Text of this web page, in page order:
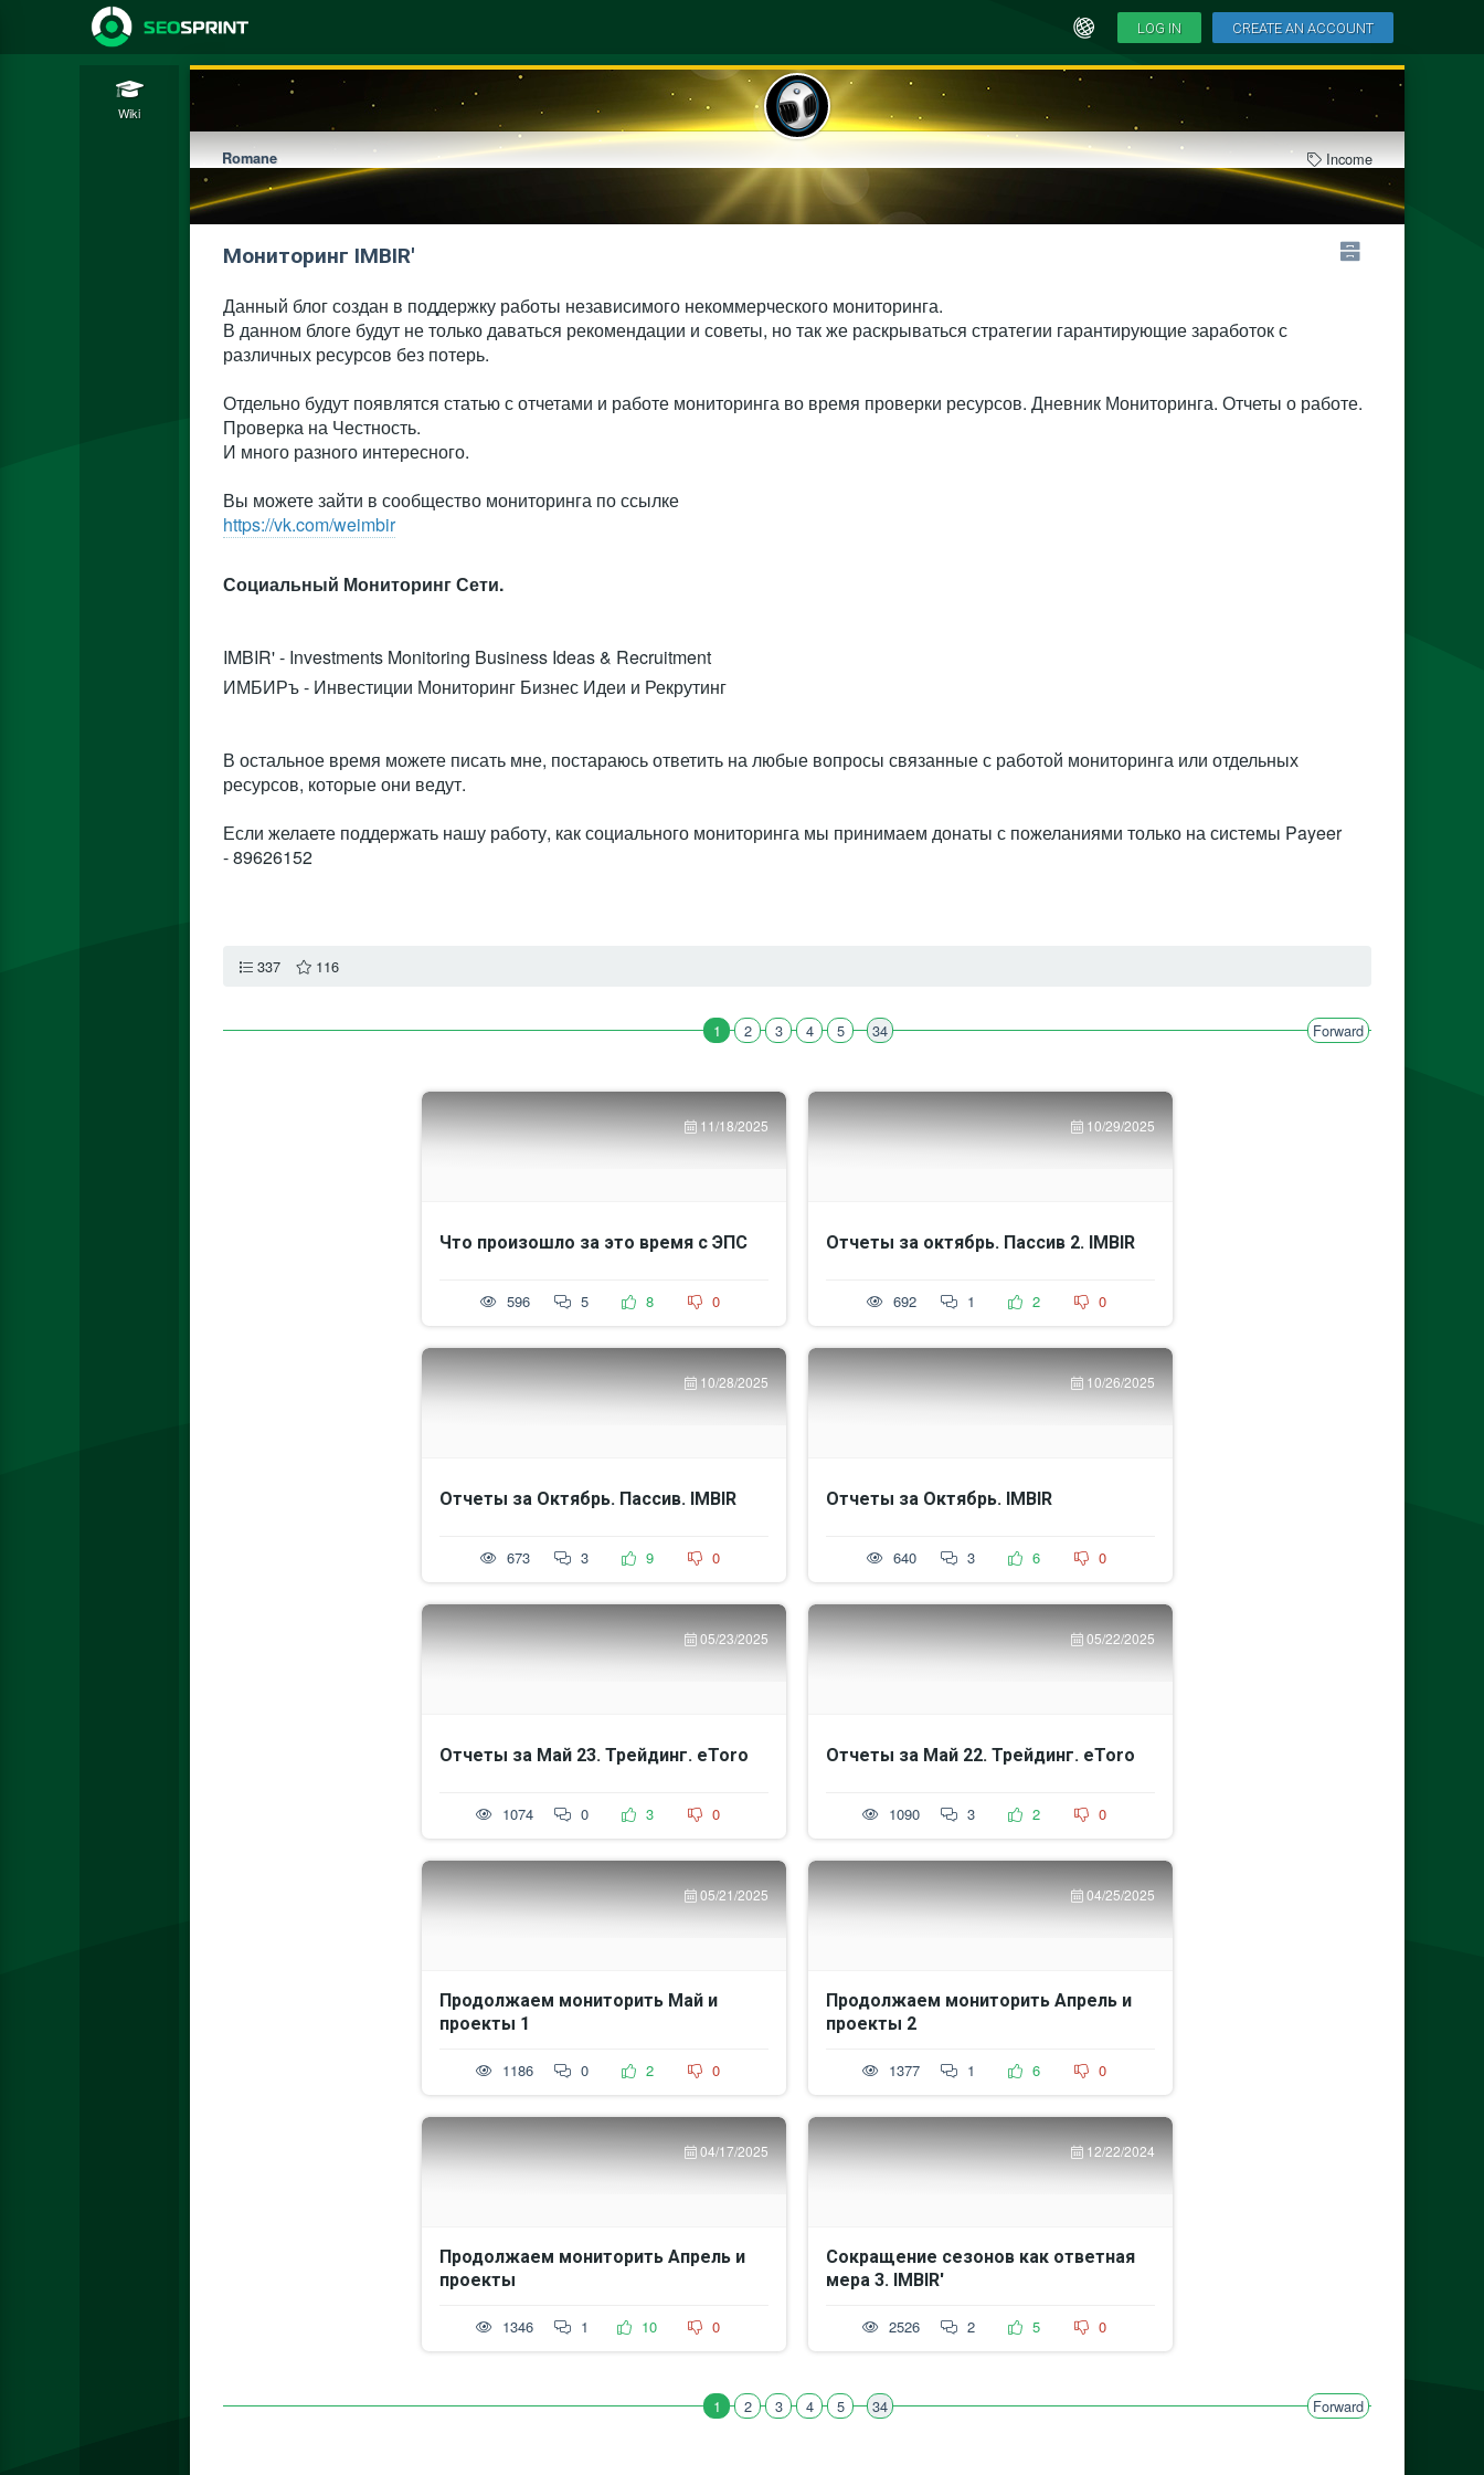
LOG IN CREATE AN ACCOUNT
Wiki
Romane Income
Мониторинг IMBIR'
Данный блог создан в поддержку работы независимого некоммерческого мониторинга.
В данном блоге будут не только даваться рекомендации и советы, но так же раскрываться стратегии гарантирующие заработок с
различных ресурсов без потерь.
Отдельно будут появлятся статью с отчетами и работе мониторинга во время проверки ресурсов. Дневник Мониторинга. Отчеты о работе.
Проверка на Честность.
И много разного интересного.
Вы можете зайти в сообщество мониторинга по ссылке
https://vk.com/weimbir
Социальный Мониторинг Сети.
IMBIR' - Investments Monitoring Business Ideas & Recruitment
ИМБИРъ - Инвестиции Мониторинг Бизнес Идеи и Рекрутинг
В остальное время можете писать мне, постараюсь ответить на любые вопросы связанные с работой мониторинга или отдельных
ресурсов, которые они ведут.
Если желаете поддержать нашу работу, как социального мониторинга мы принимаем донаты с пожеланиями только на системы Payeer
- 89626152
337 116
1 2 3 4 5 34 Forward
11/18/2025
Что произошло за это время с ЭПС
596 5 8 0
10/29/2025
Отчеты за октябрь. Пассив 2. IMBIR
692 1 2 0
10/28/2025
Отчеты за Октябрь. Пассив. IMBIR
673 3 9 0
10/26/2025
Отчеты за Октябрь. IMBIR
640 3 6 0
05/23/2025
Отчеты за Май 23. Трейдинг. eToro
1074 0 3 0
05/22/2025
Отчеты за Май 22. Трейдинг. eToro
1090 3 2 0
05/21/2025
Продолжаем мониторить Май и
проекты 1
1186 0 2 0
04/25/2025
Продолжаем мониторить Апрель и
проекты 2
1377 1 6 0
04/17/2025
Продолжаем мониторить Апрель и
проекты
1346 1 10 0
12/22/2024
Сокращение сезонов как ответная
мера 3. IMBIR'
2526 2 5 0
1 2 3 4 5 34 Forward